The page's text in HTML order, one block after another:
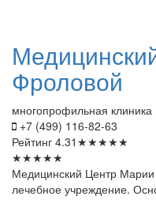
Фроловой
многопрофильная клиника
+7 (499) 116-82-63
Рейтинг 4.31 ★★★★★
★★★★★
Медицинский Центр
лечебное учреждение.